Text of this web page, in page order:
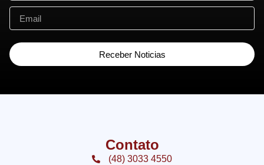
Receber Noticias
Contato
(48) 3033 4550